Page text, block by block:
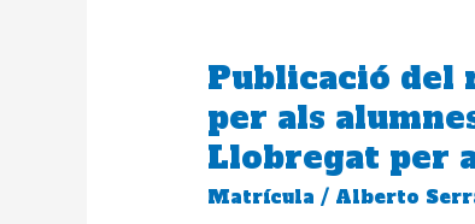
Publicació del
per als
Llobregat per
Matrícula / Alberto
Publicació
resultat
de
la